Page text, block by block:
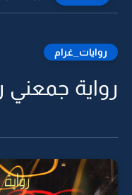
روايات_غرام
رواية جمعني